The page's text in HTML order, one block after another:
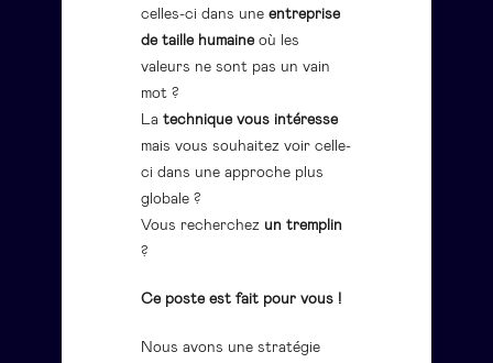
celles-ci dans une entreprise
de taille humaine où les
valeurs ne sont pas un vain
mot ?
La technique vous intéresse
mais vous souhaitez voir celle-
ci dans une approche plus
globale ?
Vous recherchez un tremplin
?
Ce poste est fait pour vous !
Nous avons une stratégie